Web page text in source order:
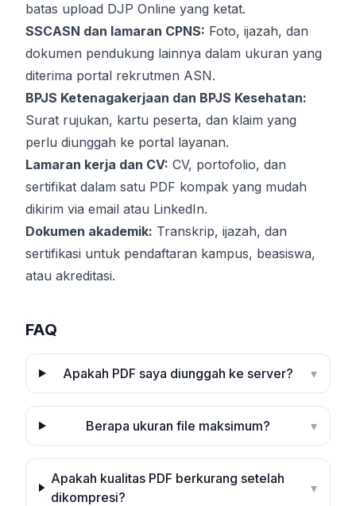
batas upload DJP Online yang ketat.
SSCASN dan lamaran CPNS: Foto, ijazah, dan
dokumen pendukung lainnya dalam ukuran yang
diterima portal rekrutmen ASN.
BPJS Ketenagakerjaan dan BPJS Kesehatan:
Surat rujukan, kartu peserta, dan klaim yang
perlu diunggah ke portal layanan.
Lamaran kerja dan CV: CV, portofolio, dan
sertifikat dalam satu PDF kompak yang mudah
dikirim via email atau LinkedIn.
Dokumen akademik: Transkrip, ijazah, dan
sertifikasi untuk pendaftaran kampus, beasiswa,
atau akreditasi.
FAQ
Apakah PDF saya diunggah ke server? ▾
Berapa ukuran file maksimum? ▾
Apakah kualitas PDF berkurang setelah
dikompresi?
▾